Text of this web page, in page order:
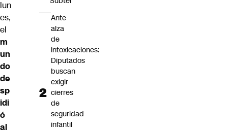
lun
es,
el
m
un
do
de
sp
idi
ó
al
Ante
alza
de
intoxicaciones:
Diputados
buscan
exigir
cierres
de
seguridad
infantil